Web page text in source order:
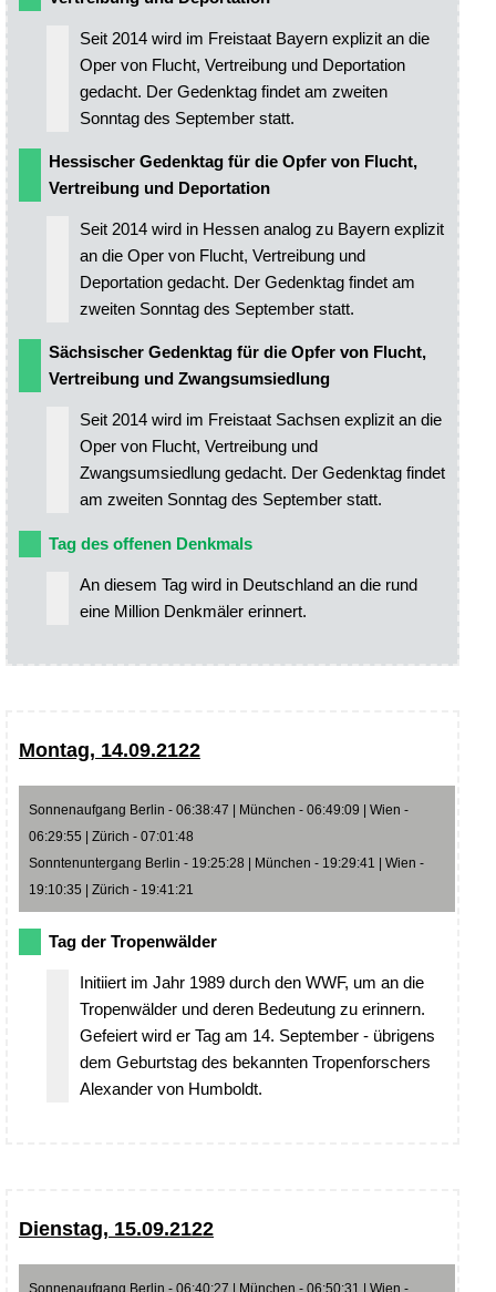
Seit 2014 wird im Freistaat Bayern explizit an die
Oper von Flucht, Vertreibung und Deportation
gedacht. Der Gedenktag findet am zweiten
Sonntag des September statt.
Hessischer Gedenktag für die Opfer von Flucht,
Vertreibung und Deportation
Seit 2014 wird in Hessen analog zu Bayern explizit
an die Oper von Flucht, Vertreibung und
Deportation gedacht. Der Gedenktag findet am
zweiten Sonntag des September statt.
Sächsischer Gedenktag für die Opfer von Flucht,
Vertreibung und Zwangsumsiedlung
Seit 2014 wird im Freistaat Sachsen explizit an die
Oper von Flucht, Vertreibung und
Zwangsumsiedlung gedacht. Der Gedenktag findet
am zweiten Sonntag des September statt.
Tag des offenen Denkmals
An diesem Tag wird in Deutschland an die rund
eine Million Denkmäler erinnert.
Montag, 14.09.2122
Sonnenaufgang Berlin - 06:38:47 | München - 06:49:09 | Wien -
06:29:55 | Zürich - 07:01:48
Sonntenuntergang Berlin - 19:25:28 | München - 19:29:41 | Wien -
19:10:35 | Zürich - 19:41:21
Tag der Tropenwälder
Initiiert im Jahr 1989 durch den WWF, um an die
Tropenwälder und deren Bedeutung zu erinnern.
Gefeiert wird er Tag am 14. September - übrigens
dem Geburtstag des bekannten Tropenforschers
Alexander von Humboldt.
Dienstag, 15.09.2122
Sonnenaufgang Berlin - 06:40:27 | München - 06:50:31 | Wien -